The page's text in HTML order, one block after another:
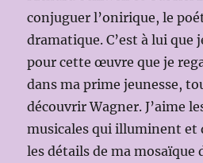
conjuguer l’onirique, le
dramatique. C’est à lui que
pour cette œuvre que je
dans ma prime jeunesse,
découvrir Wagner. J’aime
musicales qui illuminent et
les détails de ma mosaïque